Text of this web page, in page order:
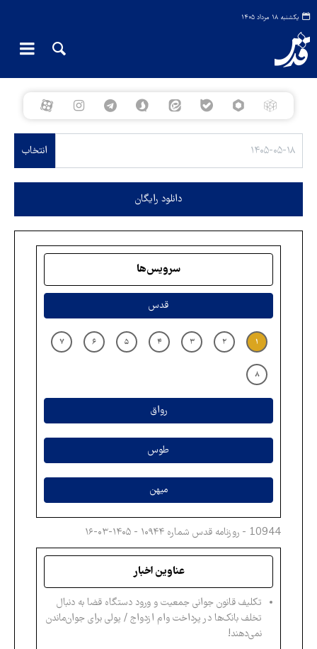
یکشنبه ۱۸ مرداد ۱۴۰۵
انتخاب
دانلود رایگان
سرویس‌ها
قدس
۱ ۲ ۳ ۴ ۵ ۶ ۷
۸
رواق
طوس
میهن
10944 - روزنامه قدس شماره ۱۰۹۴۴ - ۱۴۰۵-۰۳-۱۶
عناوین اخبار
تکلیف قانون جوانی جمعیت و ورود دستگاه قضا به دنبال
تخلف بانک‌ها در پرداخت وام ازدواج / پولی برای جوان‌ماندن
نمی‌دهند!